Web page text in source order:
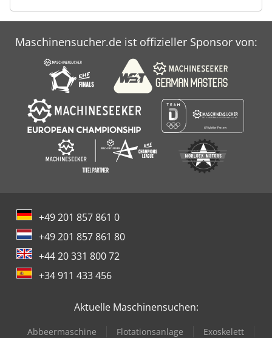
Maschinensucher.de ist offizieller Sponsor von:
+49 201 857 861 0
+49 201 857 861 80
+44 20 331 800 72
+34 911 433 456
Aktuelle Maschinensuchen:
Abbeermaschine Flotationsanlage
Exoskelett